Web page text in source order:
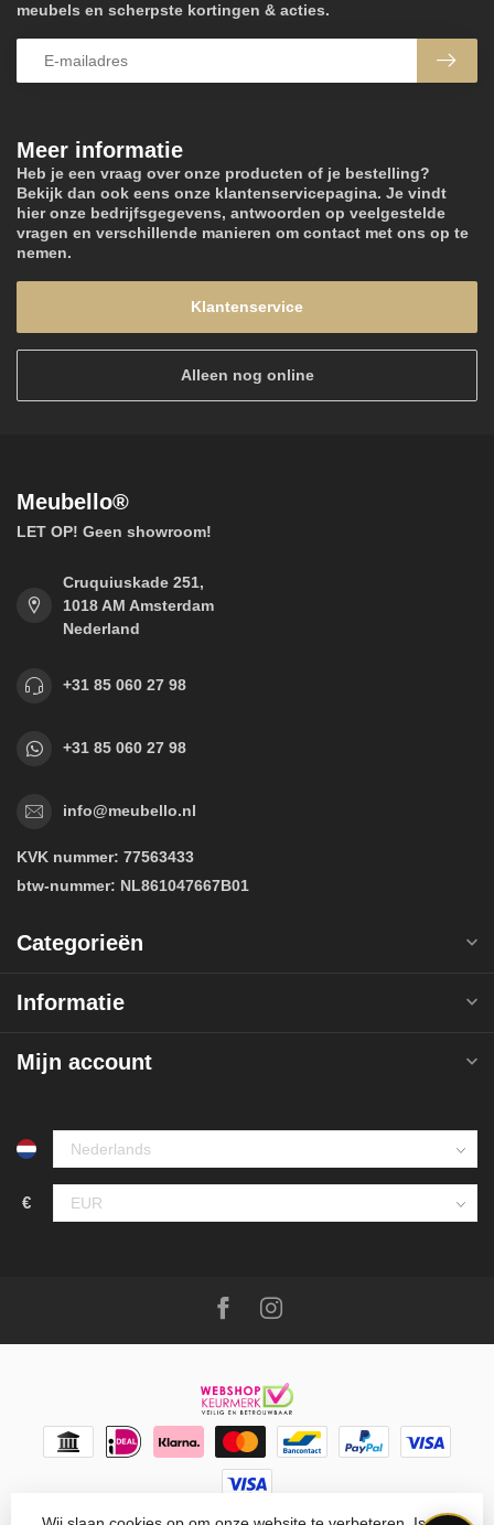
Meer informatie
Heb je een vraag over onze producten of je bestelling?
Bekijk dan ook eens onze klantenservicepagina. Je vindt
hier onze bedrijfsgegevens, antwoorden op veelgestelde
vragen en verschillende manieren om contact met ons op te
nemen.
Klantenservice
Alleen nog online
meubels en scherpste kortingen & acties.
Meubello®
LET OP! Geen showroom!
Cruquiuskade 251,
1018 AM Amsterdam
Nederland
+31 85 060 27 98
+31 85 060 27 98
info@meubello.nl
KVK nummer: 77563433
btw-nummer: NL861047667B01
Categorieën
Informatie
Mijn account
€